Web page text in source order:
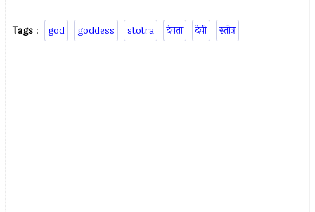
Tags : god goddess stotra देवता देवी स्तोत्र